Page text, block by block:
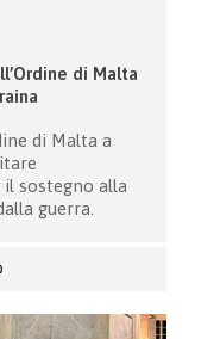
di Malta
di Malta a
il sostegno alla
guerra.